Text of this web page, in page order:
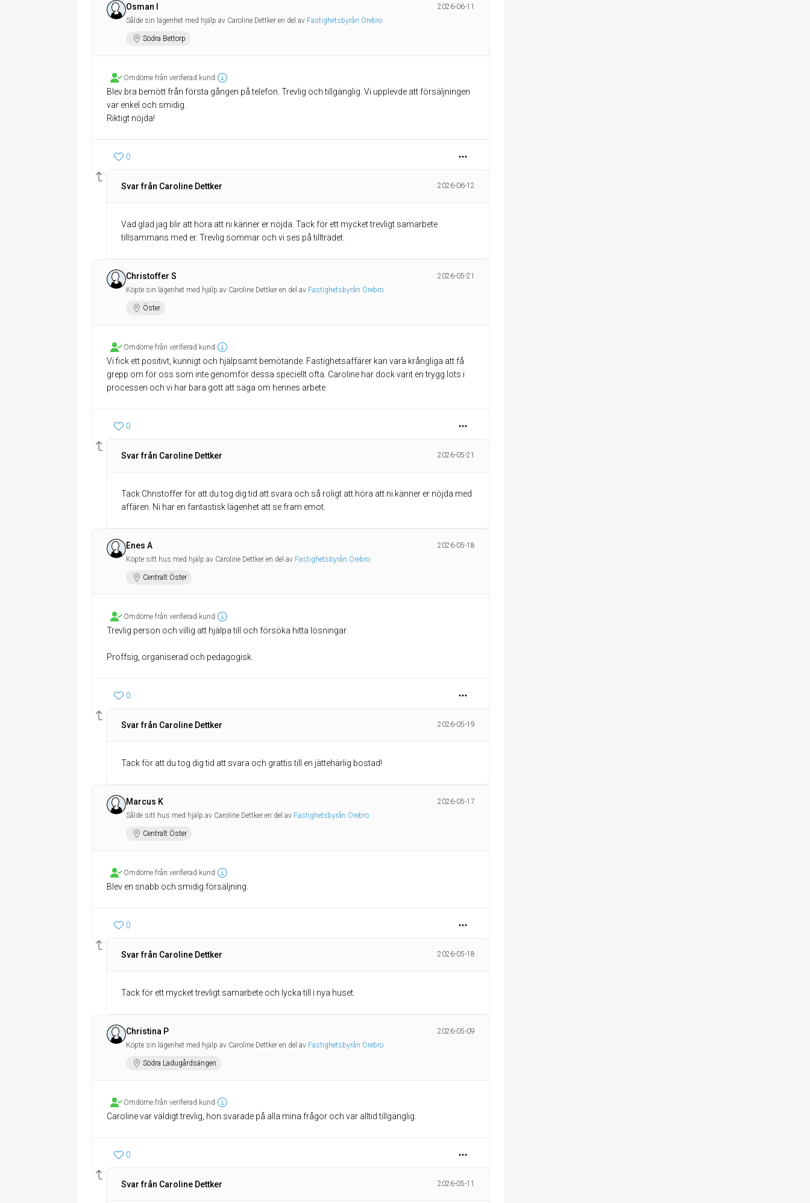
Osman I
2026-06-11
Sålde sin lägenhet med hjälp av Caroline Dettker en del av Fastighetsbyrån Örebro
Södra Bettorp
Omdöme från verifierad kund
Blev bra bemött från första gången på telefon. Trevlig och tillgänglig. Vi upplevde att försäljningen
var enkel och smidig.
Riktigt nöjda!
0
Svar från Caroline Dettker 2026-06-12
Vad glad jag blir att höra att ni känner er nöjda. Tack för ett mycket trevligt samarbete
tillsammans med er. Trevlig sommar och vi ses på tillträdet.
Christoffer S
2026-05-21
Köpte sin lägenhet med hjälp av Caroline Dettker en del av Fastighetsbyrån Örebro
Öster
Omdöme från verifierad kund
Vi fick ett positivt, kunnigt och hjälpsamt bemötande. Fastighetsaffärer kan vara krångliga att få
grepp om för oss som inte genomför dessa speciellt ofta. Caroline har dock varit en trygg lots i
processen och vi har bara gott att säga om hennes arbete.
0
Svar från Caroline Dettker 2026-05-21
Tack Christoffer för att du tog dig tid att svara och så roligt att höra att ni känner er nöjda med
affären. Ni har en fantastisk lägenhet att se fram emot.
Enes A
2026-05-18
Köpte sitt hus med hjälp av Caroline Dettker en del av Fastighetsbyrån Örebro
Centralt Öster
Omdöme från verifierad kund
Trevlig person och villig att hjälpa till och försöka hitta lösningar.
Proffsig, organiserad och pedagogisk.
0
Svar från Caroline Dettker 2026-05-19
Tack för att du tog dig tid att svara och grattis till en jättehärlig bostad!
Marcus K
2026-05-17
Sålde sitt hus med hjälp av Caroline Dettker en del av Fastighetsbyrån Örebro
Centralt Öster
Omdöme från verifierad kund
Blev en snabb och smidig försäljning.
0
Svar från Caroline Dettker 2026-05-18
Tack för ett mycket trevligt samarbete och lycka till i nya huset.
Christina P
2026-05-09
Köpte sin lägenhet med hjälp av Caroline Dettker en del av Fastighetsbyrån Örebro
Södra Ladugårdsängen
Omdöme från verifierad kund
Caroline var väldigt trevlig, hon svarade på alla mina frågor och var alltid tillgänglig.
0
Svar från Caroline Dettker 2026-05-11